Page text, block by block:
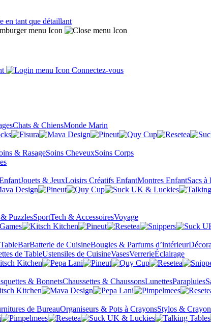
en tant que détaillant
Connectez-vous
Chats & ChiensMonde Marin
& RasageSoins CheveuxSoins Corps
Jouets & JeuxLoisirs Créatifs EnfantMontres EnfantSacs à
PuzzlesSportTech & AccessoiresVoyage
BarBatterie de CuisineBougies & Parfums d’intérieur
de TableUstensiles de CuisineVasesVerrerieÉclairage
& BonnetsChaussettes & ChaussonsLunettesParapluies
de BureauOrganiseurs & Pots à CrayonsStylos &